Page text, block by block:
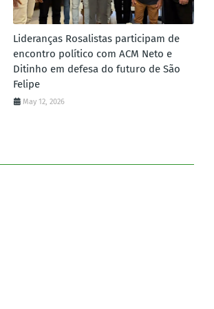
Lideranças Rosalistas participam de
encontro político com ACM Neto e
Ditinho em defesa do futuro de São
Felipe
May 12, 2026